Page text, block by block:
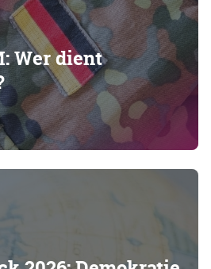
Wer dient